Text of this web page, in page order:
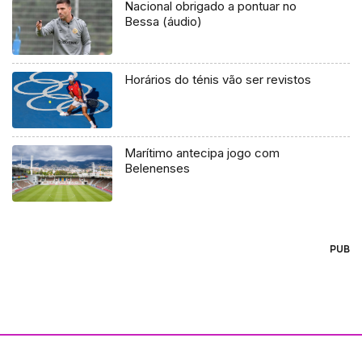
Nacional obrigado a pontuar no
Bessa (áudio)
Horários do ténis vão ser revistos
Marítimo antecipa jogo com
Belenenses
PUB